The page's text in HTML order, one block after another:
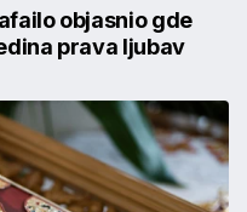
objasnio gde
prava ljubav